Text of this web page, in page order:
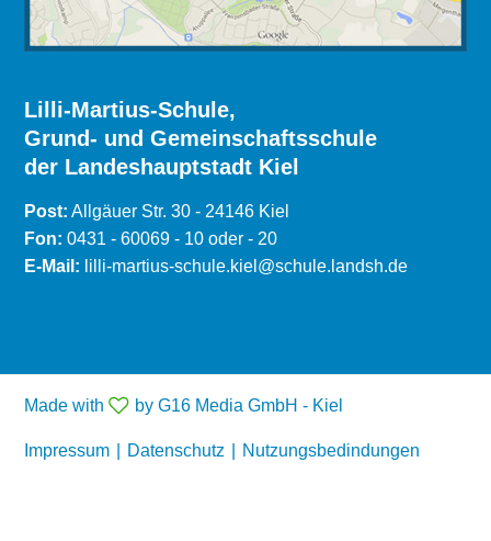
Lilli-Martius-Schule,
Grund- und Gemeinschaftsschule
der Landeshauptstadt Kiel
Post: Allgäuer Str. 30 - 24146 Kiel
Fon: 0431 - 60069 - 10 oder - 20
E-Mail: lilli-martius-schule.kiel@schule.landsh.de
Made with by G16 Media GmbH - Kiel
Impressum Datenschutz Nutzungsbedindungen